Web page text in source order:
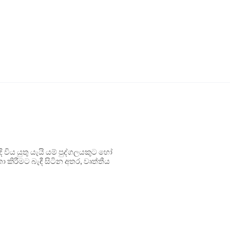
යුතු යැයි යම් පුද්ගලයකුට හෝ
කිරීමට බැඳී සිටින අතර, වෘත්තීය